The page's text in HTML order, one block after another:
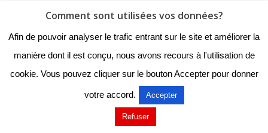
© 2018 - Collège Henri de
Navarre |
Mentions légales |
contacter
Mentions légales
Comment sont utilisées vos données?
Afin de pouvoir analyser le trafic entrant sur le site et améliorer la
manière dont il est conçu, nous avons recours à l'utilisation de
cookie. Vous pouvez cliquer sur le bouton Accepter pour donner
votre accord. Accepter
Refuser